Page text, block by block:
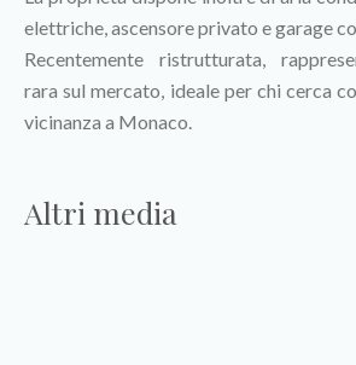
elettriche, ascensore privato e garage
Recentemente ristrutturata,
rara sul mercato, ideale per chi cerca
vicinanza a Monaco.
Altri media